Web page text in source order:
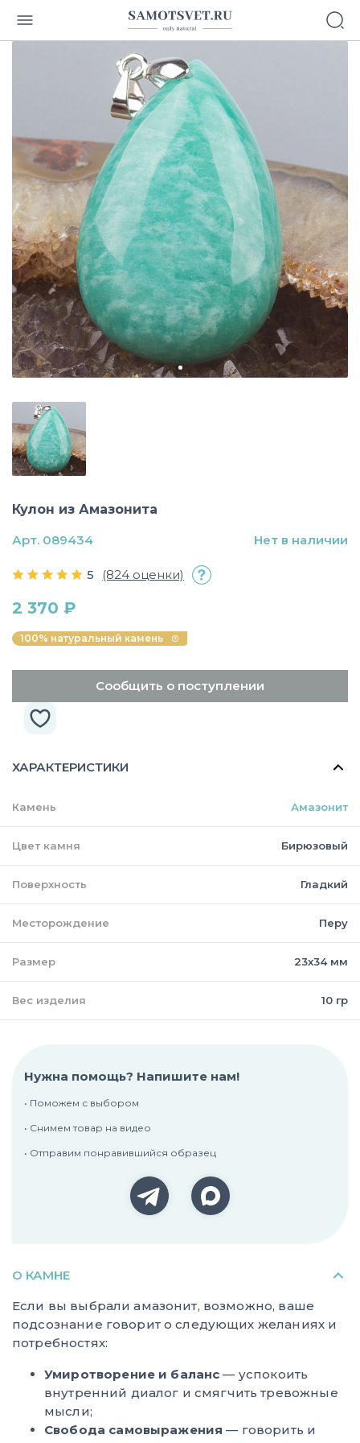
Кулон из Амазонита
5 (824 оценки)
2 370 ₽
100% натуральный камень
Сообщить о поступлении
Арт. 089434 Нет в наличии
ХАРАКТЕРИСТИКИ
Камень Амазонит
Цвет камня Бирюзовый
Поверхность Гладкий
Месторождение Перу
Размер 23х34 мм
Вес изделия 10 гр
Нужна помощь? Напишите нам!
• Поможем с выбором
• Снимем товар на видео
• Отправим понравившийся образец
О КАМНЕ
Если вы выбрали амазонит, возможно, ваше
подсознание говорит о следующих желаниях и
потребностях:
Умиротворение и баланс — успокоить
внутренний диалог и смягчить тревожные
мысли;
Свобода самовыражения — говорить и